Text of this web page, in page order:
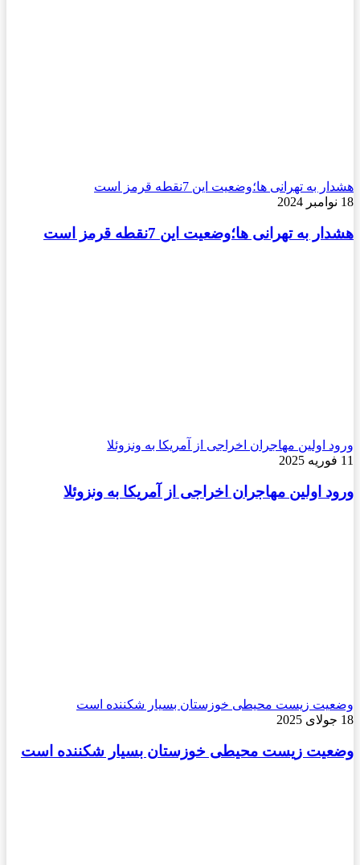
هشدار به تهرانی ها؛وضعیت این 7نقطه قرمز است
18 نوامبر 2024
هشدار به تهرانی ها؛وضعیت این 7نقطه قرمز است
ورود اولین مهاجران اخراجی از آمریکا به ونزوئلا
11 فوریه 2025
ورود اولین مهاجران اخراجی از آمریکا به ونزوئلا
وضعیت زیست محیطی خوزستان بسیار شکننده است
18 جولای 2025
وضعیت زیست محیطی خوزستان بسیار شکننده است